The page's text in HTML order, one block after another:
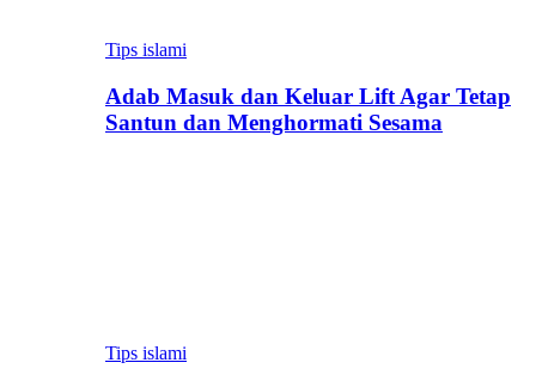
Tips islami
Adab Masuk dan Keluar Lift Agar Tetap
Santun dan Menghormati Sesama
Tips islami